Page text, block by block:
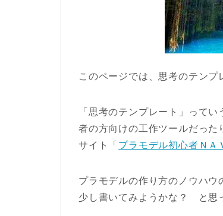
このページでは、思考のテン
「思考のテンプレート」って
者の方向けの工作ツールだった
サイト「 プラモデル初心者ＮＡ
プラモデルの作り方のノウハウ
少し書いてみようかな？ と思